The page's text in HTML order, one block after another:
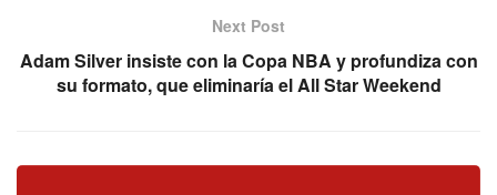
Next Post
Adam Silver insiste con la Copa NBA y profundiza con
su formato, que eliminaría el All Star Weekend